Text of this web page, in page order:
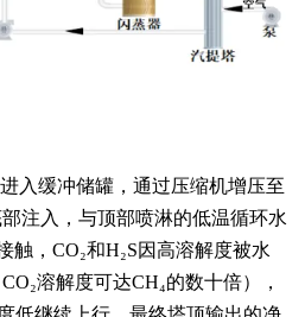
入缓冲储罐，通过压缩机增压至
注入，与顶部喷淋的低温循环水
，CO₂和H₂S因高溶解度被水
溶解度可达CH₄的数十倍），